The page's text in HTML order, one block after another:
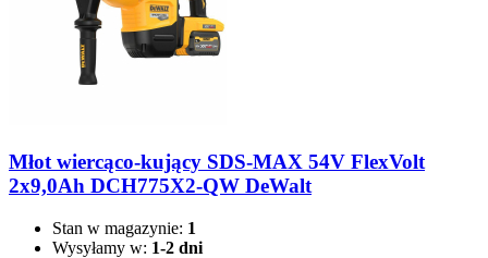
Młot wiercąco-kujący SDS-MAX 54V FlexVolt
2x9,0Ah DCH775X2-QW DeWalt
Stan w magazynie: 1
Wysyłamy w: 1-2 dni